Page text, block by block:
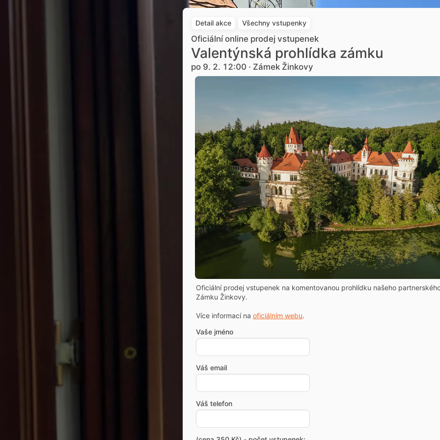
Detail akce Všechny vstupenky
Oficiální online prodej vstupenek
Valentýnská prohlídka zámku
po 9. 2. 12:00 · Zámek Žinkovy
Oficiální prodej vstupenek na komentovanou prohlídku našeho
Zámku Žinkovy.
Více informací na oficiálním webu.
Vaše jméno
Váš email
Váš telefon